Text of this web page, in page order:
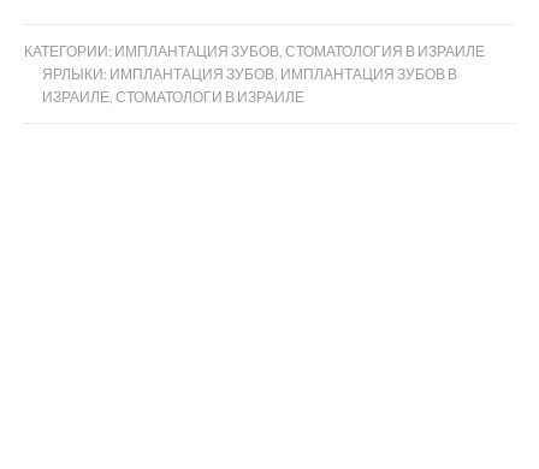
КАТЕГОРИИ: ИМПЛАНТАЦИЯ ЗУБОВ, СТОМАТОЛОГИЯ В ИЗРАИЛЕ
ЯРЛЫКИ: ИМПЛАНТАЦИЯ ЗУБОВ, ИМПЛАНТАЦИЯ ЗУБОВ В
ИЗРАИЛЕ, СТОМАТОЛОГИ В ИЗРАИЛЕ